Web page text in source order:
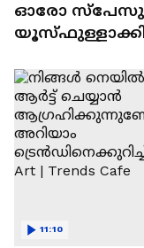
ഓരോ
11:10